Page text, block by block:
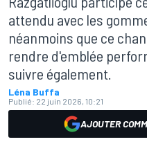
attendu avec les
néanmoins que ce
rendre d'emblée
suivre également.
Léna Buffa
Publié: 22 juin 2026, 10:21
AJOUTER